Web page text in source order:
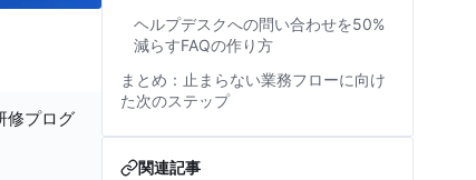
修プログ
ヘルプデスクへの問い合わせを50%
減らすFAQの作り方
まとめ：止まらない業務フローに向け
た次のステップ
関連記事